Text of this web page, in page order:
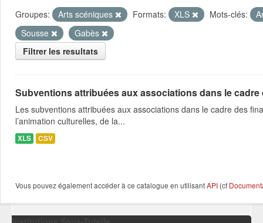
Groupes: Arts scéniques Formats: XLS Mots-clés:
Sousse
Gabès
Filtrer les resultats
Subventions attribuées aux associations dans le
Les subventions attribuées aux associations dans le cadre des
l’animation culturelles, de la...
XLS CSV
Vous pouvez également accéder à ce catalogue en utilisantAPI (cf